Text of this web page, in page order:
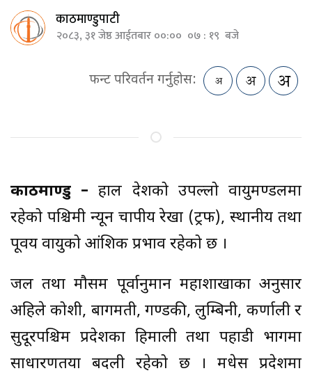
काठमाण्डुपाटी
२०८३, ३१ जेष्ठ आईतबार ००:०० ०७ : १९ बजे
फन्ट परिवर्तन गर्नुहोस:
काठमाण्डु –हाल देशको उपल्लो वायुमण्डलमा
रहेको पश्चिमी न्यून चापीय रेखा (ट्रफ), स्थानीय तथा
पूर्वीय वायुको आंशिक प्रभाव रहेको छ ।
जल तथा मौसम पूर्वानुमान महाशाखाका अनुसार
अहिले कोशी, बागमती, गण्डकी, लुम्बिनी, कर्णाली र
सुदूरपश्चिम प्रदेशका हिमाली तथा पहाडी भागमा
साधारणतया बदली रहेको छ । मधेस प्रदेशमा